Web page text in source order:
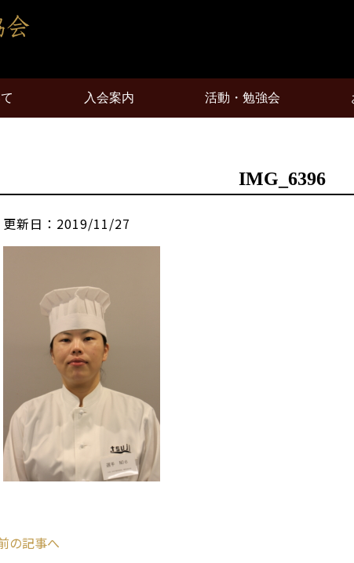
入会案内 活動・勉強会
IMG_6396
更新日：2019/11/27
の記事へ